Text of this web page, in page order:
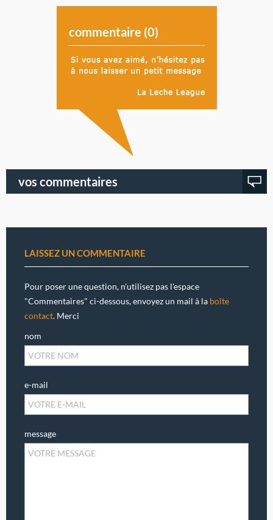
commentaire (0)
vos commentaires
LAISSEZ UN COMMENTAIRE
Pour poser une question, n'utilisez pas l'espace
"Commentaires" ci-dessous, envoyez un mail à la boîte
contact. Merci
nom
e-mail
message